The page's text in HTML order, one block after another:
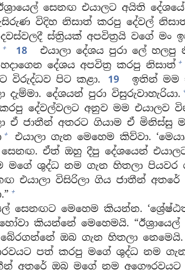
සෙනඟ එයාලට අයිති
විදිහ නිසාත් කරපු දේවල්
ස්ත්‍රියක් අපවිත්‍රයි වගේ මං
+ 18 එයාලා දේශය පුරා ලේ හලපු
හදාගෙන දේශය අපවිත්‍ර කරපු නිසාත් +
විරුද්ධව පිට කළා.
19
ඉතින් මම
දේශයන් පුරා විසුරුවාහැරියා.
දේවල්වලට අනුව මම එයාලව
ඒ ජාතීන් අතරට ගියාම ඒ මිනිස්සු
+
එයාලා ගැන මෙහෙම කිව්වා.
සෙනඟ. ඒත් ඔහු දීපු දේශයෙන්
මගේ ශුද්ධ නම ගැන හිතලා පියවර
එයාලා විසිරිලා ගිය ජාතීන්
+
සෙනඟට මෙහෙම කියන්න.
කියන්නේ මෙහෙමයි. “ඊශ්‍රායෙල්
ඔබ ගැන හිතලා
පත් කරපු මගේ ශුද්ධ නම
අතරේ ඔබ මගේ නම